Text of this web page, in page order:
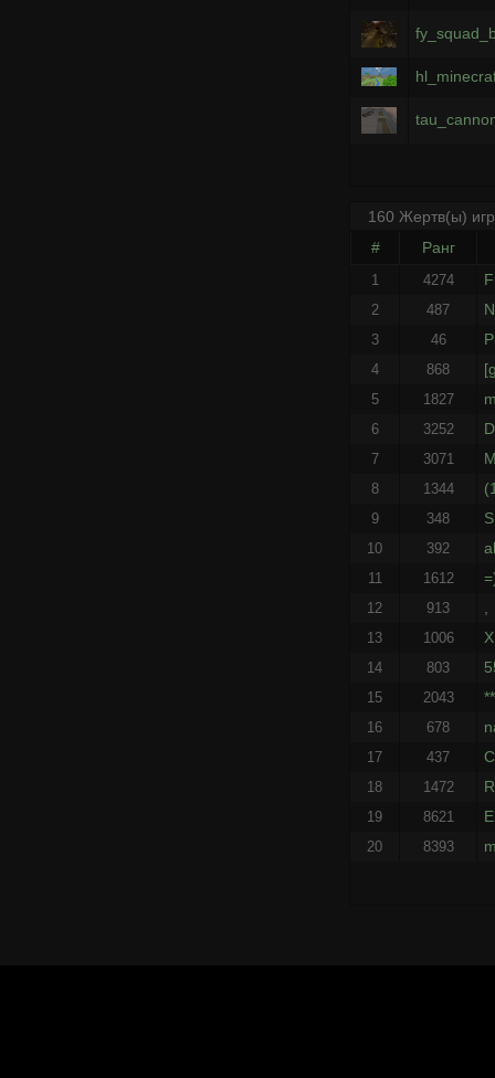
160 Жертв(ы)
#
Ранг
1 4274
2 487
3 46
4 868
5 1827
6 3252
7 3071
8 1344
9 348
10 392
11 1612
12 913 ,
13 1006
14 803
15 2043
16 678
17 437
18 1472
19 8621
20 8393